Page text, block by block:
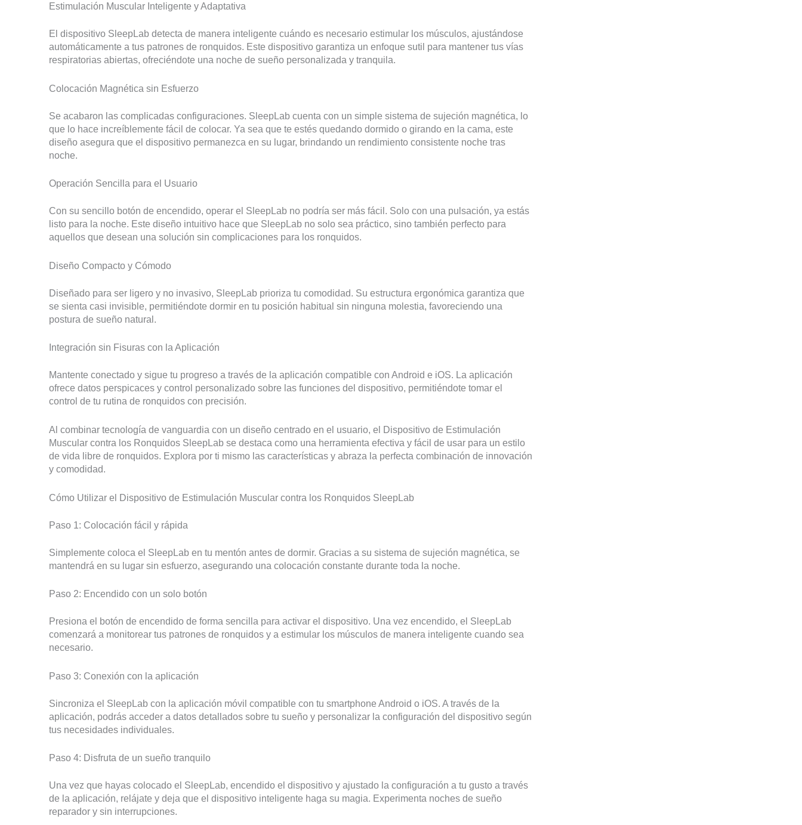
Estimulación Muscular Inteligente y Adaptativa
El dispositivo SleepLab detecta de manera inteligente cuándo es necesario estimular los músculos, ajustándose
automáticamente a tus patrones de ronquidos. Este dispositivo garantiza un enfoque sutil para mantener tus vías
respiratorias abiertas, ofreciéndote una noche de sueño personalizada y tranquila.
Colocación Magnética sin Esfuerzo
Se acabaron las complicadas configuraciones. SleepLab cuenta con un simple sistema de sujeción magnética, lo
que lo hace increíblemente fácil de colocar. Ya sea que te estés quedando dormido o girando en la cama, este
diseño asegura que el dispositivo permanezca en su lugar, brindando un rendimiento consistente noche tras
noche.
Operación Sencilla para el Usuario
Con su sencillo botón de encendido, operar el SleepLab no podría ser más fácil. Solo con una pulsación, ya estás
listo para la noche. Este diseño intuitivo hace que SleepLab no solo sea práctico, sino también perfecto para
aquellos que desean una solución sin complicaciones para los ronquidos.
Diseño Compacto y Cómodo
Diseñado para ser ligero y no invasivo, SleepLab prioriza tu comodidad. Su estructura ergonómica garantiza que
se sienta casi invisible, permitiéndote dormir en tu posición habitual sin ninguna molestia, favoreciendo una
postura de sueño natural.
Integración sin Fisuras con la Aplicación
Mantente conectado y sigue tu progreso a través de la aplicación compatible con Android e iOS. La aplicación
ofrece datos perspicaces y control personalizado sobre las funciones del dispositivo, permitiéndote tomar el
control de tu rutina de ronquidos con precisión.
Al combinar tecnología de vanguardia con un diseño centrado en el usuario, el Dispositivo de Estimulación
Muscular contra los Ronquidos SleepLab se destaca como una herramienta efectiva y fácil de usar para un estilo
de vida libre de ronquidos. Explora por ti mismo las características y abraza la perfecta combinación de innovación
y comodidad.
Cómo Utilizar el Dispositivo de Estimulación Muscular contra los Ronquidos SleepLab
Paso 1: Colocación fácil y rápida
Simplemente coloca el SleepLab en tu mentón antes de dormir. Gracias a su sistema de sujeción magnética, se
mantendrá en su lugar sin esfuerzo, asegurando una colocación constante durante toda la noche.
Paso 2: Encendido con un solo botón
Presiona el botón de encendido de forma sencilla para activar el dispositivo. Una vez encendido, el SleepLab
comenzará a monitorear tus patrones de ronquidos y a estimular los músculos de manera inteligente cuando sea
necesario.
Paso 3: Conexión con la aplicación
Sincroniza el SleepLab con la aplicación móvil compatible con tu smartphone Android o iOS. A través de la
aplicación, podrás acceder a datos detallados sobre tu sueño y personalizar la configuración del dispositivo según
tus necesidades individuales.
Paso 4: Disfruta de un sueño tranquilo
Una vez que hayas colocado el SleepLab, encendido el dispositivo y ajustado la configuración a tu gusto a través
de la aplicación, relájate y deja que el dispositivo inteligente haga su magia. Experimenta noches de sueño
reparador y sin interrupciones.